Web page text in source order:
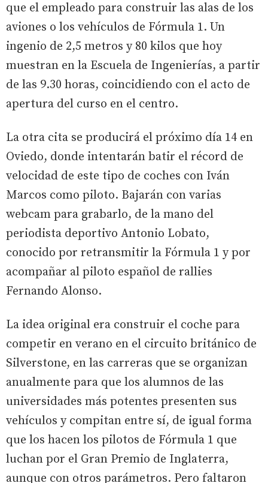
que el empleado para construir las alas de los
aviones o los vehículos de Fórmula 1. Un
ingenio de 2,5 metros y 80 kilos que hoy
muestran en la Escuela de Ingenierías, a partir
de las 9.30 horas, coincidiendo con el acto de
apertura del curso en el centro.
La otra cita se producirá el próximo día 14 en
Oviedo, donde intentarán batir el récord de
velocidad de este tipo de coches con Iván
Marcos como piloto. Bajarán con varias
webcam para grabarlo, de la mano del
periodista deportivo Antonio Lobato,
conocido por retransmitir la Fórmula 1 y por
acompañar al piloto español de rallies
Fernando Alonso.
La idea original era construir el coche para
competir en verano en el circuito británico de
Silverstone, en las carreras que se organizan
anualmente para que los alumnos de las
universidades más potentes presenten sus
vehículos y compitan entre sí, de igual forma
que los hacen los pilotos de Fórmula 1 que
luchan por el Gran Premio de Inglaterra,
aunque con otros parámetros. Pero faltaron